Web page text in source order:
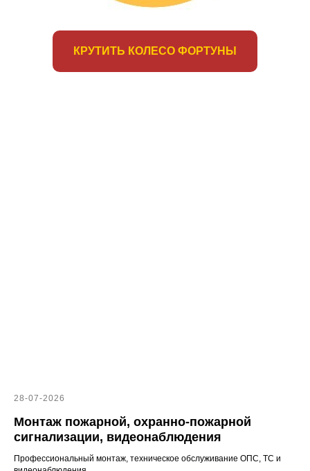
КРУТИТЬ КОЛЕСО ФОРТУНЫ
28-07-2026
Монтаж пожарной, охранно-пожарной
сигнализации, видеонаблюдения
Профессиональный монтаж, техническое обслуживание ОПС, ТС и